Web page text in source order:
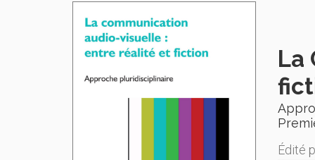
La
Édité